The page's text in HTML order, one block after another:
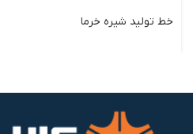
خط تولید شیره خرما